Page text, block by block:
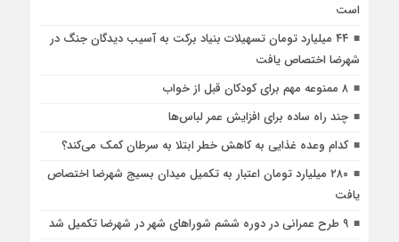
است
۴۴ میلیارد تومان تسهیلات بنیاد برکت به آسیب دیدگان جنگ در
شهرضا اختصاص یافت
۸ ممنوعه مهم برای کودکان قبل از خواب
چند راه ساده برای افزایش عمر لباس‌ها
کدام وعده غذایی به کاهش خطر ابتلا به سرطان کمک می‌کند؟
۲۸۰ میلیارد تومان اعتبار به تکمیل میدان بسیج شهرضا اختصاص
یافت
۹ طرح عمرانی در دوره ششم شوراهای شهر در شهرضا تکمیل شد